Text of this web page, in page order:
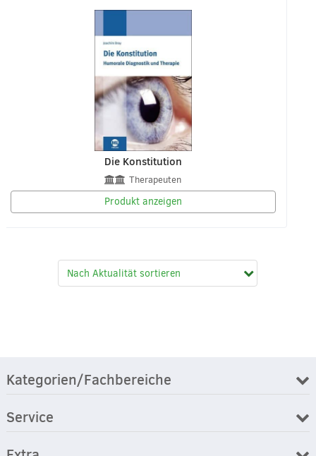
Die Konstitution
Therapeuten
Produkt anzeigen
Kategorien/Fachbereiche
Service